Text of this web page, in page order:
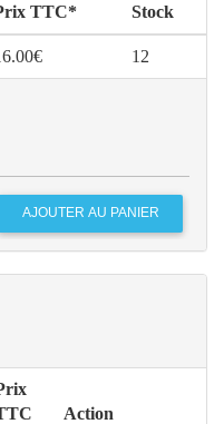
TTC* Stock
12
Action